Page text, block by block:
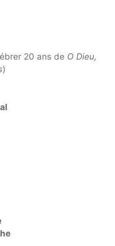
20 ans de O Dieu,
)